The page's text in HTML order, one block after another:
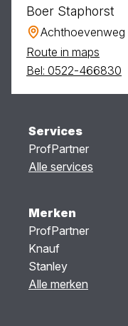
Boer Staphorst
Achthoevenweg
Route in maps
Bel: 0522-466830
Services
ProfPartner
Alle services
Merken
ProfPartner
Knauf
Stanley
Alle merken